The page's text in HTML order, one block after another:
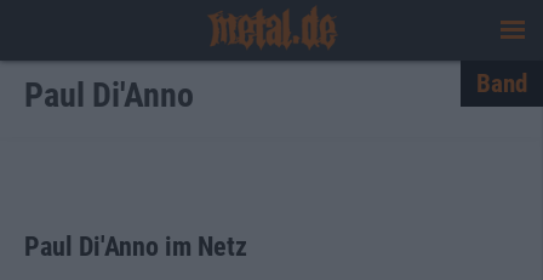
Paul Di'Anno Band
Paul Di'Anno im Netz